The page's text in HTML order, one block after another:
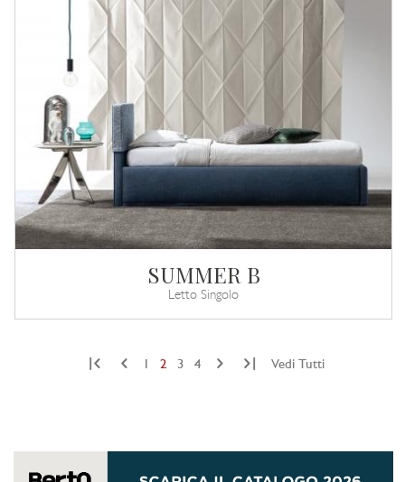
SUMMER B
Letto Singolo
2 3 4 Vedi Tutti